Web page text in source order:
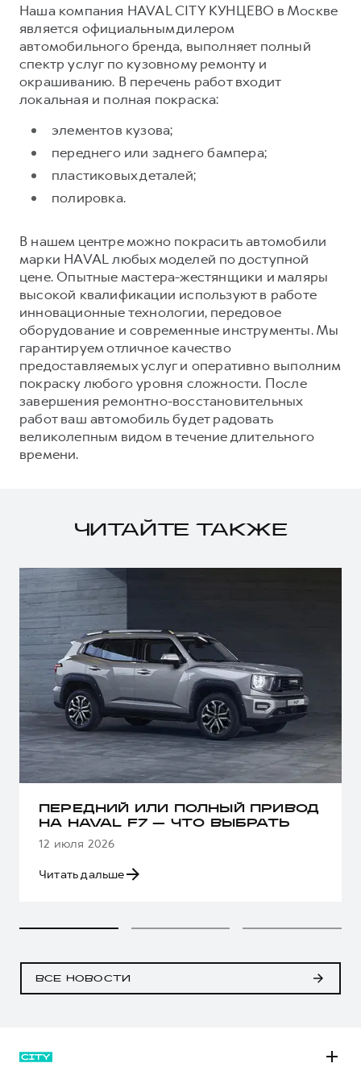
Наша компания HAVAL CITY КУНЦЕВО в Москве
является официальным дилером
автомобильного бренда, выполняет полный
спектр услуг по кузовному ремонту и
окрашиванию. В перечень работ входит
локальная и полная покраска:
элементов кузова;
переднего или заднего бампера;
пластиковых деталей;
полировка.
В нашем центре можно покрасить автомобили
марки HAVAL любых моделей по доступной
цене. Опытные мастера-жестянщики и маляры
высокой квалификации используют в работе
инновационные технологии, передовое
оборудование и современные инструменты. Мы
гарантируем отличное качество
предоставляемых услуг и оперативно выполним
покраску любого уровня сложности. После
завершения ремонтно-восстановительных
работ ваш автомобиль будет радовать
великолепным видом в течение длительного
времени.
ЧИТАЙТЕ ТАКЖЕ
ПЕРЕДНИЙ ИЛИ ПОЛНЫЙ ПРИВОД
НА HAVAL F7 — ЧТО ВЫБРАТЬ
12 июля 2026
Читать дальше
ВСЕ НОВОСТИ